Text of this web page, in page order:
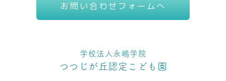
お問い合わせフォームへ
学校法人永嶋学院
つつじが丘認定こども園